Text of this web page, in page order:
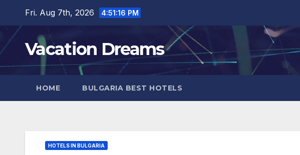
content
Fri. Aug 7th, 2026 4:51:18 PM
Vacation Dreams
HOME BULGARIA BEST HOTELS
HOTELS IN BULGARIA